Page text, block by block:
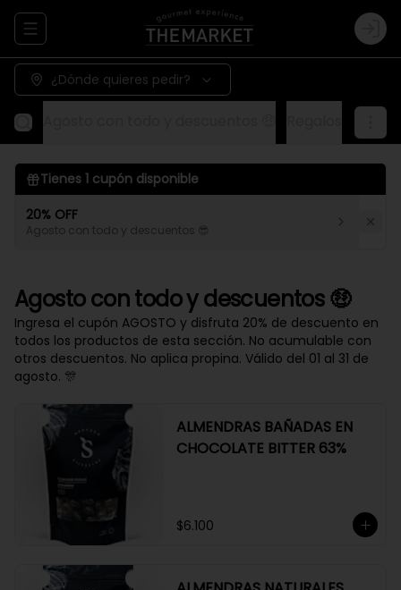
Abrir menu de navegación Login
¿Dónde quieres pedir?
Tienes 1 cupón disponible
20% OFF
Agosto con todo y descuentos 😎
Agosto con todo y descuentos 🤑
Ingresa el cupón AGOSTO y disfruta 20% de descuento en
todos los productos de esta sección. No acumulable con
otros descuentos. No aplica propina. Válido del 01 al 31 de
agosto. 🎊
ALMENDRAS BAÑADAS EN
CHOCOLATE BITTER 63%
$6.100